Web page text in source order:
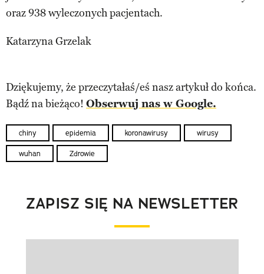
oraz 938 wyleczonych pacjentach.
Katarzyna Grzelak
Dziękujemy, że przeczytałaś/eś nasz artykuł do końca.
Bądź na bieżąco! Obserwuj nas w Google.
chiny epidemia koronawirusy wirusy
wuhan Zdrowie
ZAPISZ SIĘ NA NEWSLETTER